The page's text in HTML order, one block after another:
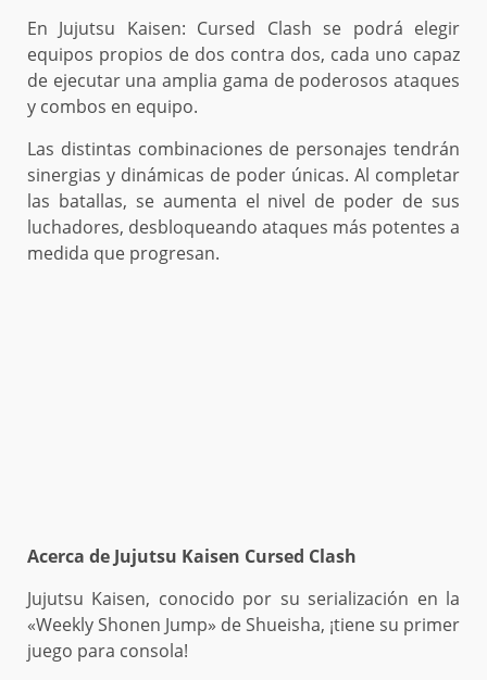
En Jujutsu Kaisen: Cursed Clash se podrá elegir
equipos propios de dos contra dos, cada uno capaz
de ejecutar una amplia gama de poderosos ataques
y combos en equipo.
Las distintas combinaciones de personajes tendrán
sinergias y dinámicas de poder únicas. Al completar
las batallas, se aumenta el nivel de poder de sus
luchadores, desbloqueando ataques más potentes a
medida que progresan.
Acerca de Jujutsu Kaisen Cursed Clash
Jujutsu Kaisen, conocido por su serialización en la
«Weekly Shonen Jump» de Shueisha, ¡tiene su primer
juego para consola!